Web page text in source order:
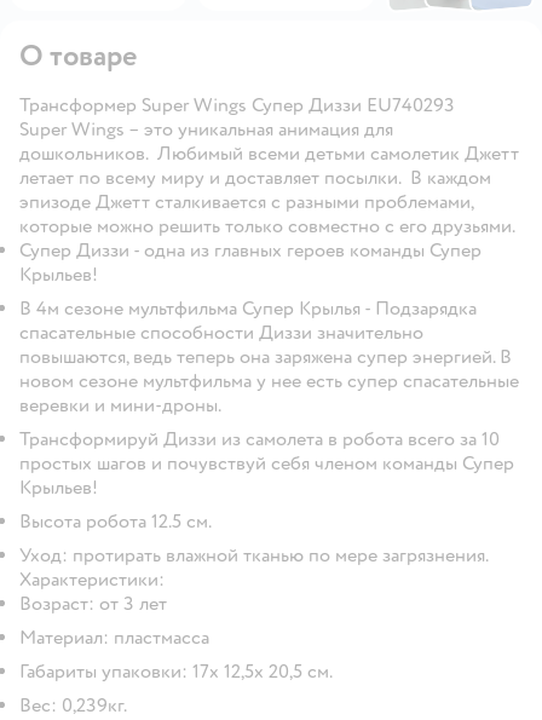
О товаре
Трансформер Super Wings Супер Диззи EU740293
Super Wings – это уникальная анимация для
дошкольников. Любимый всеми детьми самолетик Джетт
летает по всему миру и доставляет посылки. В каждом
эпизоде Джетт сталкивается с разными проблемами,
которые можно решить только совместно с его друзьями.
Супер Диззи - одна из главных героев команды Супер
Крыльев!
В 4м сезоне мультфильма Супер Крылья - Подзарядка
спасательные способности Диззи значительно
повышаются, ведь теперь она заряжена супер энергией. В
новом сезоне мультфильма у нее есть супер спасательные
веревки и мини-дроны.
Трансформируй Диззи из самолета в робота всего за 10
простых шагов и почувствуй себя членом команды Супер
Крыльев!
Высота робота 12.5 см.
Уход: протирать влажной тканью по мере загрязнения.
Характеристики:
Возраст: от 3 лет
Материал: пластмасса
Габариты упаковки: 17х 12,5х 20,5 см.
Вес: 0,239кг.